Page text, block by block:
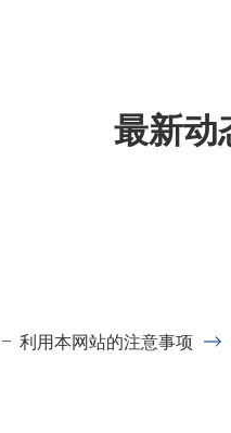
最新动
利用本网站的注意事项